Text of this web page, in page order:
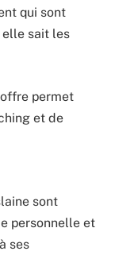
qui sont
elle sait les
permet
et de
sont
personnelle et
ses